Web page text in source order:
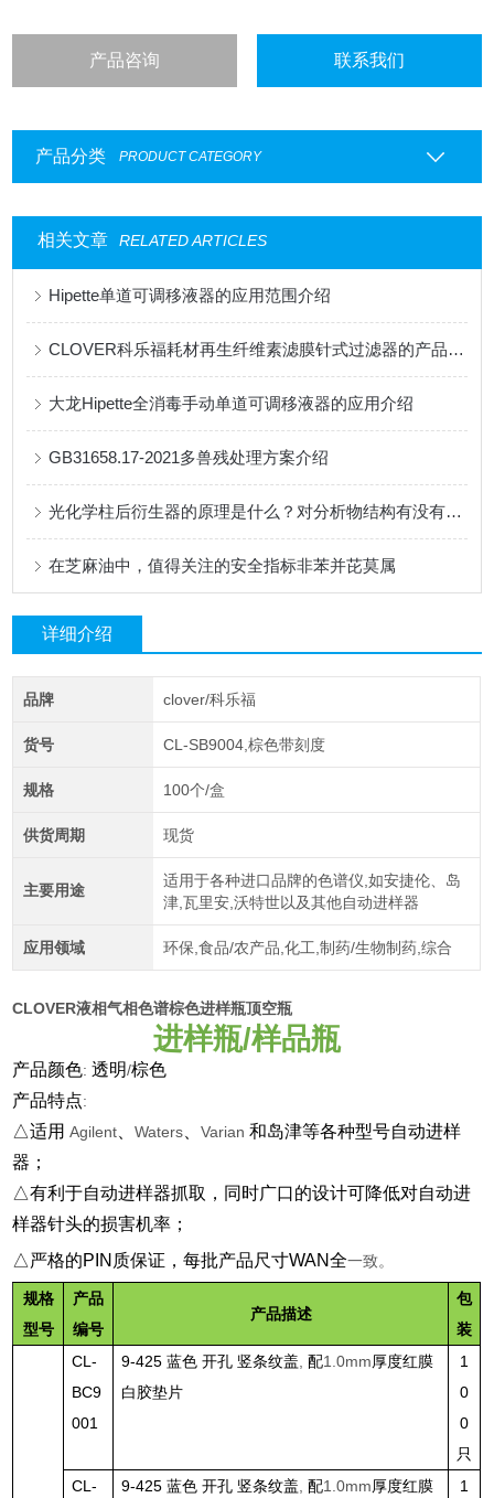
产品咨询 联系我们
产品分类 PRODUCT CATEGORY
相关文章 RELATED ARTICLES
Hipette单道可调移液器的应用范围介绍
CLOVER科乐福耗材再生纤维素滤膜针式过滤器的产品讲述
大龙Hipette全消毒手动单道可调移液器的应用介绍
GB31658.17-2021多兽残处理方案介绍
光化学柱后衍生器的原理是什么？对分析物结构有没有影响？
在芝麻油中，值得关注的安全指标非苯并芘莫属
详细介绍
品牌 clover/科乐福
货号 CL-SB9004,棕色带刻度
规格 100个/盒
供货周期 现货
主要用途
适用于各种进口品牌的色谱仪,如安捷伦、岛
津,瓦里安,沃特世以及其他自动进样器
应用领域 环保,食品/农产品,化工,制药/生物制药,综合
CLOVER液相气相色谱棕色进样瓶顶空瓶
进样瓶/样品瓶
产品颜色:透明/棕色
产品特点:
△适用 Agilent 、Waters 、Varian和岛津等各种型号自动进样
器；
△有利于自动进样器抓取，同时广口的设计可降低对自动进
样器针头的损害机率；
△严格的PIN质保证，每批产品尺寸WAN全一致。
规格
型号
产品
编号
产品描述
包
装
CL-
BC9
001
9-425蓝色 开孔 竖条纹盖 ,配1.0mm厚度红膜
白胶垫片
1
0
0
只
CL-
9-425蓝色 开孔 竖条纹盖 ,配1.0mm厚度红膜
1